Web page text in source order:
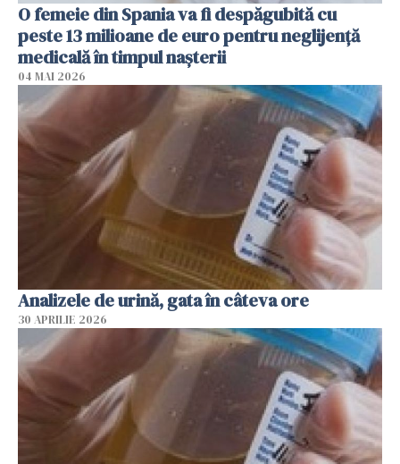
O femeie din Spania va fi despăgubită cu
peste 13 milioane de euro pentru neglijenţă
medicală în timpul naşterii
04 MAI 2026
Analizele de urină, gata în câteva ore
30 APRILIE 2026